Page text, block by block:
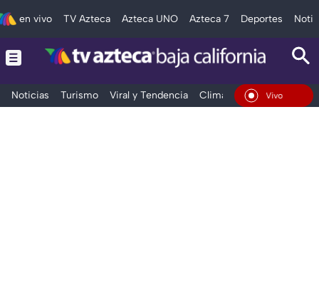
en vivo TV Azteca Azteca UNO Azteca 7 Deportes
Noticias Turismo Viral y Tendencia Clima Deportes
En Vivo